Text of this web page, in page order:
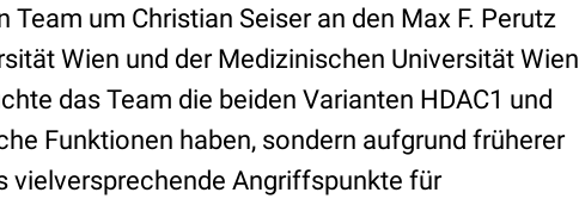
Team um Christian Seiser an den Max F. Perutz
Wien und der Medizinischen Universität Wien
das Team die beiden Varianten HDAC1 und
Funktionen haben, sondern aufgrund früherer
vielversprechende Angriffspunkte für